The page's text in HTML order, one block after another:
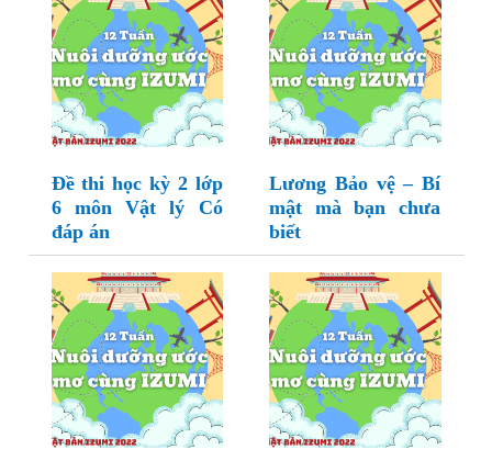
Đề thi học kỳ 2 lớp
6 môn Vật lý Có
đáp án
Lương Bảo vệ – Bí
mật mà bạn chưa
biết